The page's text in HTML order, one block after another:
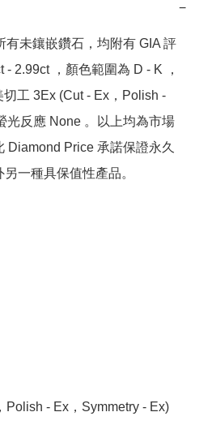
−
未鑲嵌鑽石，均附有 GIA 評
2.99ct ，顏色範圍為 D - K ，
工 3Ex (Cut - Ex，Polish -
光反應 None 。以上均為市場
Diamond Price 承諾保證永久
一種具保值性產品。
Polish - Ex，Symmetry - Ex)